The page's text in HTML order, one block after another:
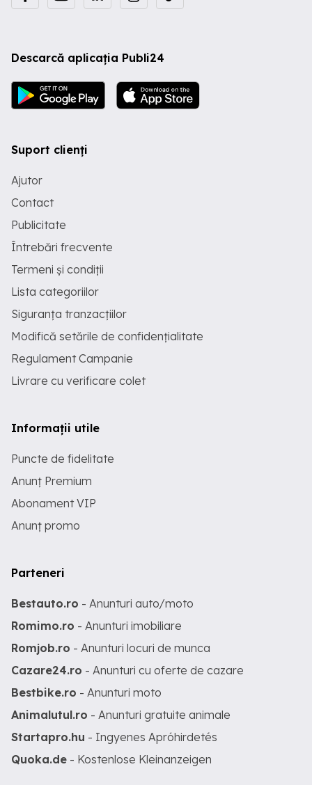
Descarcă aplicația Publi24
Suport clienți
Ajutor
Contact
Publicitate
Întrebări frecvente
Termeni și condiții
Lista categoriilor
Siguranța tranzacțiilor
Modifică setările de confidențialitate
Regulament Campanie
Livrare cu verificare colet
Informații utile
Puncte de fidelitate
Anunț Premium
Abonament VIP
Anunț promo
Parteneri
Bestauto.ro - Anunturi auto/moto
Romimo.ro - Anunturi imobiliare
Romjob.ro - Anunturi locuri de munca
Cazare24.ro - Anunturi cu oferte de cazare
Bestbike.ro - Anunturi moto
Animalutul.ro - Anunturi gratuite animale
Startapro.hu - Ingyenes Apróhirdetés
Quoka.de - Kostenlose Kleinanzeigen